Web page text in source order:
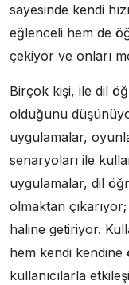
sayesinde kendi
eğlenceli hem de
çekiyor ve onları
Birçok kişi, ile dil
olduğunu
uygulamalar,
senaryoları ile
uygulamalar, dil
olmaktan
haline getiriyor.
hem kendi
kullanıcılarla